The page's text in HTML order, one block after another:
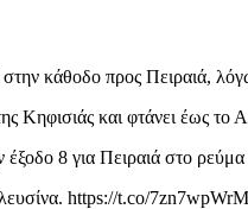
κάθοδο προς Πειραιά,
Κηφισιάς και φτάνει
8 για Πειραιά στο
https://t.co/